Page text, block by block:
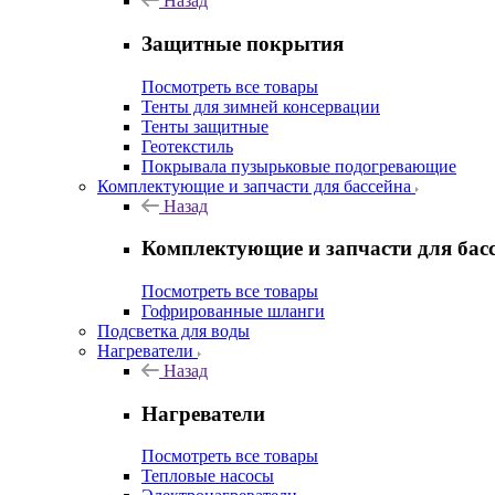
Защитные покрытия
Посмотреть все товары
Тенты для зимней консервации
Тенты защитные
Геотекстиль
Покрывала пузырьковые подогревающие
Комплектующие и запчасти для бассейна
Назад
Комплектующие и запчасти для
Посмотреть все товары
Гофрированные шланги
Подсветка для воды
Нагреватели
Назад
Нагреватели
Посмотреть все товары
Тепловые насосы